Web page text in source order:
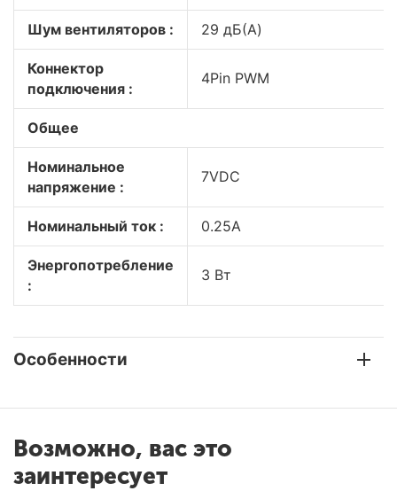
Шум вентиляторов : 29 дБ(A)
Коннектор
подключения :
4Pin PWM
Общее
Номинальное
напряжение :
7VDC
Номинальный ток : 0.25А
Энергопотребление
:
3 Вт
Особенности
Возможно, вас это
заинтересует